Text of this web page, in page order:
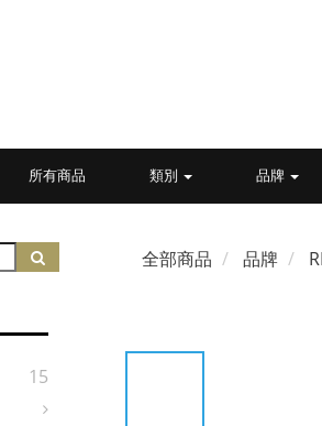
所有商品 類別 品牌
15
全部商品 品牌